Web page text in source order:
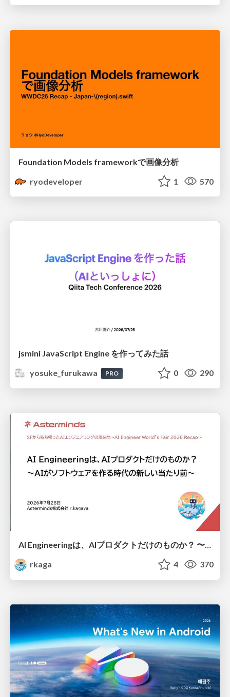
Foundation Models frameworkで画像分析
ryodeveloper
1 570
jsmini JavaScript Engine を作ってみた話
yosuke_furukawa
PRO 0 290
AI Engineeringは、AIプロダクトだけのものか？ 〜AIがソフトウェアを作る時代の新しい当たり前〜 / No AI in your product. AI Engineering in your development.
rkaga
4 370